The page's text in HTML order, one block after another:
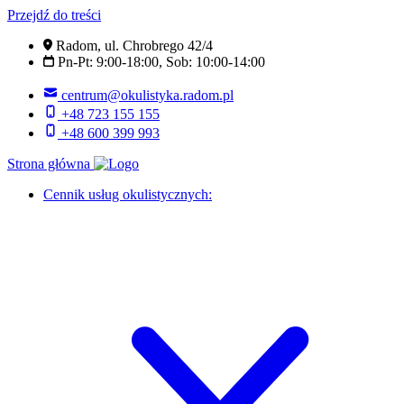
Przejdź do treści
Radom, ul. Chrobrego 42/4
Pn-Pt: 9:00-18:00, Sob: 10:00-14:00
centrum@okulistyka.radom.pl
+48 723 155 155
+48 600 399 993
Strona główna
Cennik usług okulistycznych: